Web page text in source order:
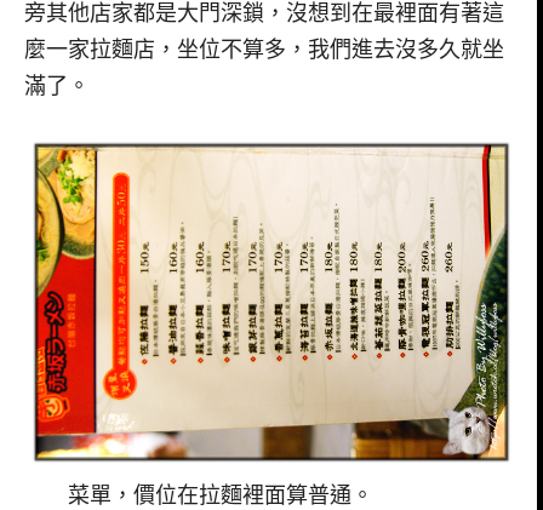
旁其他店家都是大門深鎖，沒想到在最裡面有著這
麼一家拉麵店，坐位不算多，我們進去沒多久就坐
滿了。
菜單，價位在拉麵裡面算普通。